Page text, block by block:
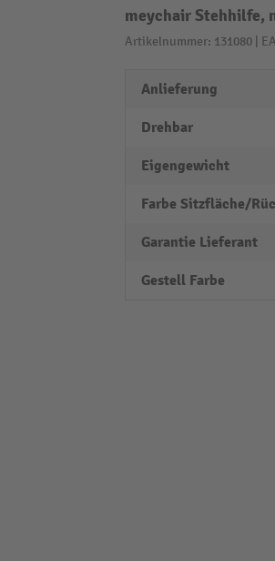
meychair Stehhilfe,
Artikelnummer: 131080 |
Anlieferung
Drehbar
Eigengewicht
Farbe Sitzfläche/
Garantie Lieferant
Gestell Farbe